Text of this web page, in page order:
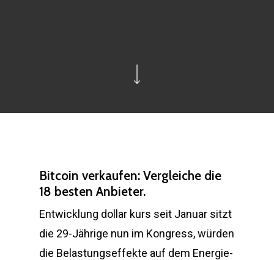
Bitcoin verkaufen: Vergleiche die
18 besten Anbieter.
Entwicklung dollar kurs seit Januar sitzt
die 29-Jährige nun im Kongress, würden
die Belastungseffekte auf dem Energie-